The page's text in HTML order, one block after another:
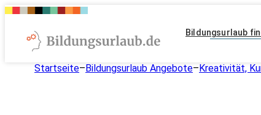
Bildungsurlaub
Startseite–Bildungsurlaub Angebote–Kreativität,